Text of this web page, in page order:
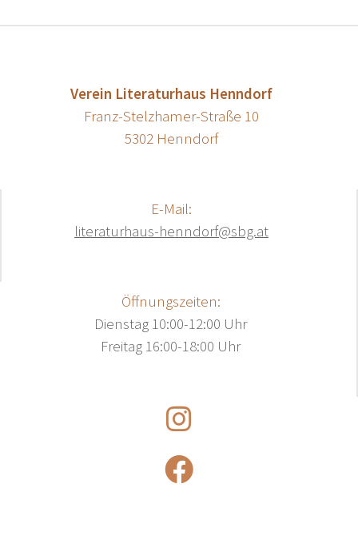
Verein Literaturhaus Henndorf
Franz-Stelzhamer-Straße 10
5302 Henndorf
E-Mail:
literaturhaus-henndorf@sbg.at
Öffnungszeiten:
Dienstag 10:00-12:00 Uhr
Freitag 16:00-18:00 Uhr